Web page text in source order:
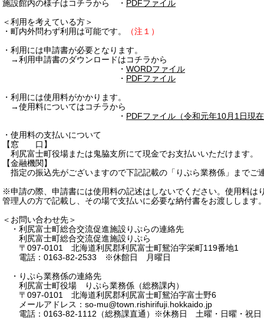
施設館内の様子はコチラから ・ PDFファイル
＜利用を考えている方＞
・町内外問わず利用は可能です。
（注１）
・利用には申請書が必要となります。
→利用申請書のダウンロードはコチラから
・ WORDファイル
・ PDFファイル
・利用には使用料がかかります。
→使用料についてはコチラから
・ PDFファイル（令和元年10月1日現
・使用料の支払いについて
【窓 口】
利尻富士町役場または鬼脇支所にて現金でお支払いいただけます。
【金融機関】
指定の振込先がございますので下記記載の「りぷら業務係」までご
※申請の際、申請書には使用料の記述はしないでください。使用料は
管理人の方で記載し、その場で支払いに必要な納付書をお渡しします
＜お問い合わせ先＞
・利尻富士町総合交流促進施設りぷらの連絡先
利尻富士町総合交流促進施設りぷら
〒097-0101 北海道利尻郡利尻富士町鴛泊字栄町119番地1
電話：0163-82-2533 ※休館日 月曜日
・りぷら業務係の連絡先
利尻富士町役場 りぷら業務係（総務課内）
〒097-0101 北海道利尻郡利尻富士町鴛泊字富士野6
メールアドレス：so-mu@town.rishirifuji.hokkaido.jp
電話：0163-82-1112（総務課直通）※休務日 土曜・日曜・祝日